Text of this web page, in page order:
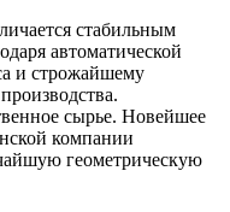
стабильным
автоматической
и строжайшему
сырье. Новейшее
компании
геометрическую